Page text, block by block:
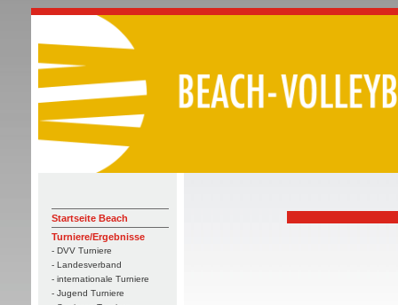
Startseite Beach
Turniere/Ergebnisse
- DVV Turniere
- Landesverband
- internationale Turniere
- Jugend Turniere